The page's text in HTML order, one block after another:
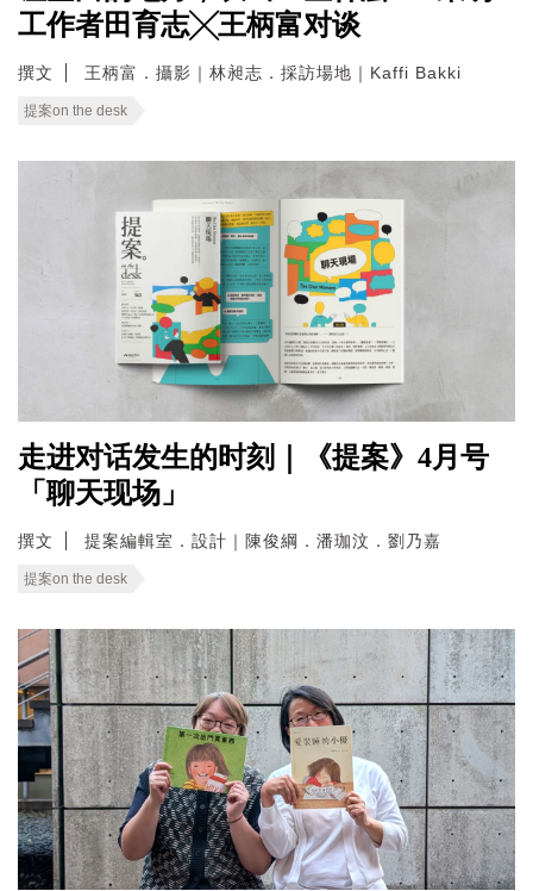
工作者田育志╳王柄富对谈
撰文 王柄富．攝影｜林昶志．採訪場地｜Kaffi Bakki
提案on the desk
走进对话发生的时刻｜《提案》4月号
「聊天现场」
撰文 提案編輯室．設計｜陳俊綱．潘珈汶．劉乃嘉
提案on the desk